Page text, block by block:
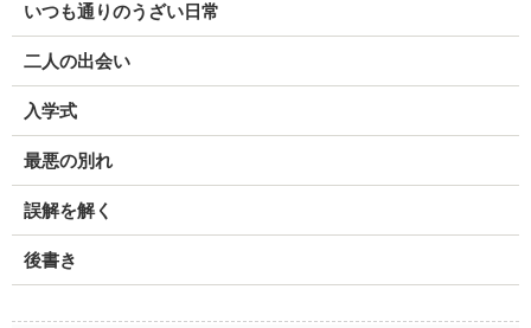
いつも通りのうざい日常
二人の出会い
入学式
最悪の別れ
誤解を解く
後書き